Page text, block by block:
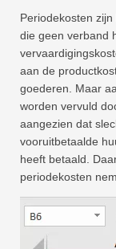
Periodekosten
die geen verband
aan de
goederen. Maar
worden vervuld
aangezien dat
vooruitbetaalde
heeft betaald.
periodekosten